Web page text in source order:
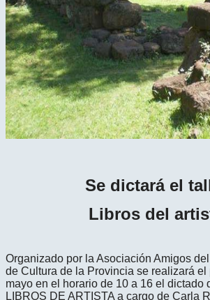
Se dictará el
Libros del
Organizado por la Asociación Amigos
de Cultura de la Provincia se realizará el
mayo en el horario de 10 a 16 el dictado
LIBROS DE ARTISTA a cargo de Carla